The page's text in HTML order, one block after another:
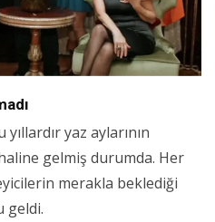
yaz aylarının
gelmiş durumda. Her
merakla beklediği
geldi.